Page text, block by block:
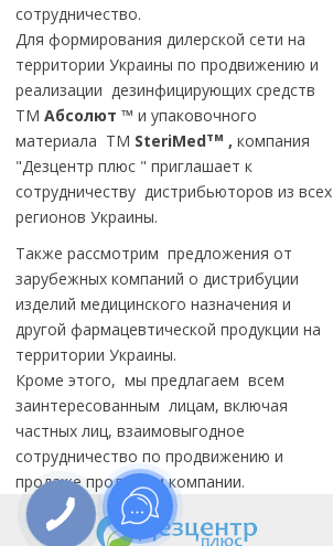
сотрудничество.
Для формирования дилерской сети на
территории Украины по продвижению и
реализации дезинфицирующих средств
ТМ Абсолют ™ и упаковочного
материала ТМ SteriMedтм , компания
"Дезцентр плюс " приглашает к
сотрудничеству дистрибьюторов из всех
регионов Украины.
Также рассмотрим предложения от
зарубежных компаний о дистрибуции
изделий медицинского назначения и
другой фармацевтической продукции на
территории Украины.
Кроме этого, мы предлагаем всем
заинтересованным лицам, включая
частных лиц, взаимовыгодное
сотрудничество по продвижению и
продаже продукции компании.